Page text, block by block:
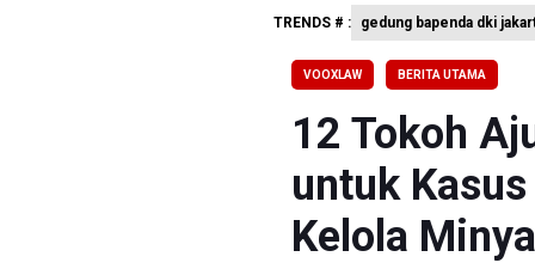
Timnas
BGN
SEA V
TRENDS # : gedung bapenda dki
VOOXLAW BERITA UTAMA
12 Tokoh
untuk
Kelola